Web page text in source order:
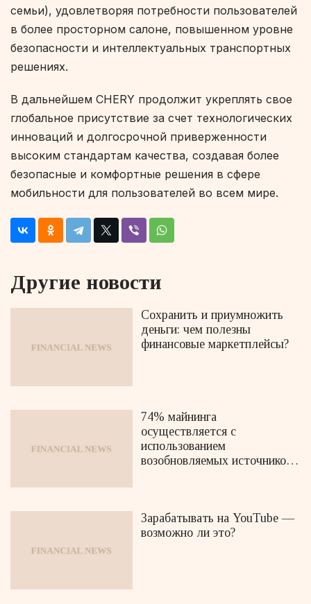
семьи), удовлетворяя потребности пользователей
в более просторном салоне, повышенном уровне
безопасности и интеллектуальных транспортных
решениях.
В дальнейшем CHERY продолжит укреплять свое
глобальное присутствие за счет технологических
инноваций и долгосрочной приверженности
высоким стандартам качества, создавая более
безопасные и комфортные решения в сфере
мобильности для пользователей во всем мире.
Другие новости
Сохранить и приумножить
деньги: чем полезны
финансовые маркетплейсы?
74% майнинга
осуществляется с
использованием
возобновляемых источников
Зарабатывать на YouTube —
возможно ли это?